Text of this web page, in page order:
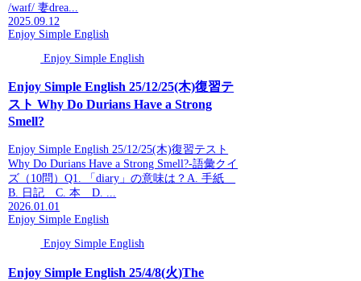
/waɪf/ 妻drea...
2025.09.12
Enjoy Simple English
Enjoy Simple English
Enjoy Simple English 25/12/25(木)復習テ
スト Why Do Durians Have a Strong
Smell?
Enjoy Simple English 25/12/25(木)復習テスト
Why Do Durians Have a Strong Smell?-語彙クイ
ズ（10問）Q1. 「diary」の意味は？A. 手紙
B. 日記 C. 本 D. ...
2026.01.01
Enjoy Simple English
Enjoy Simple English
Enjoy Simple English 25/4/8(火)The